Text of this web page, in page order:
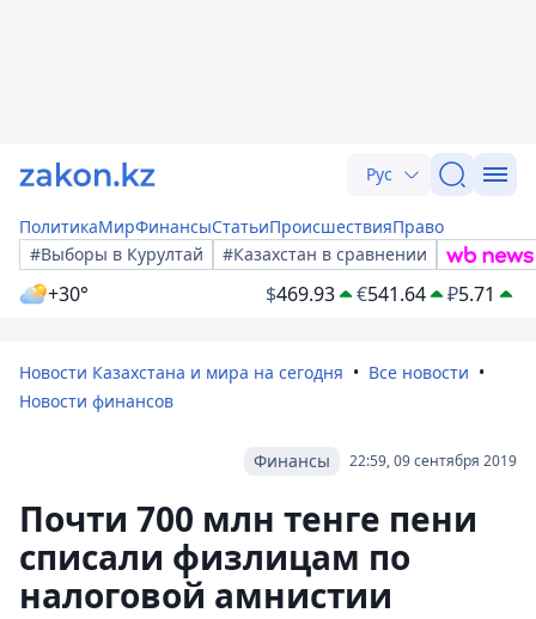
Рус
ПолитикаМирФинансыСтатьиПроисшествияПраво
#Выборы в Курултай
#Казахстан в сравнении
+30° $469.93 €541.64 ₽5.71
Новости Казахстана и мира на сегодня
Все новости
Новости финансов
22:59, 09 сентября 2019
Финансы
Почти 700 млн тенге пени
списали физлицам по
налоговой амнистии